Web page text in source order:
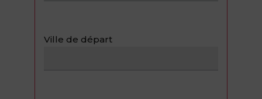
Ville de départ